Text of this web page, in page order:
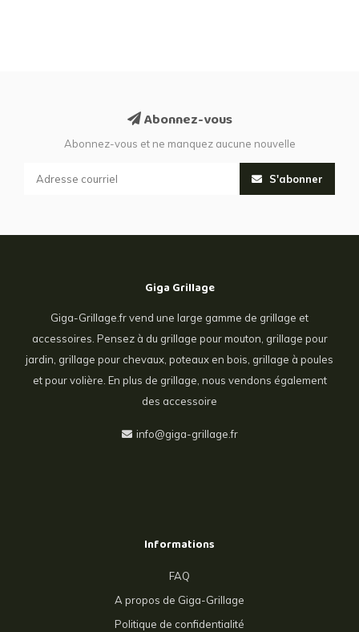
Abonnez-vous
Abonnez-vous et ne manquez aucune nouvelle
S'abonner
Giga Grillage
Giga-Grillage.fr vend une large gamme de grillage et
accessoires. Pensez à du grillage pour mouton, grillage pour
jardin, grillage pour chevaux, poteaux en bois, grillage à poules
et pour volière. En plus de grillage, nous vendons également
des accessoire
info@giga-grillage.fr
Informations
FAQ
A propos de Giga-Grillage
Politique de confidentialité